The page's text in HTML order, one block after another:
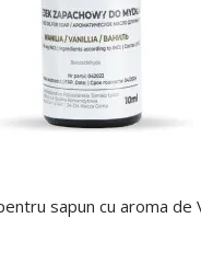
sapun cu aroma de